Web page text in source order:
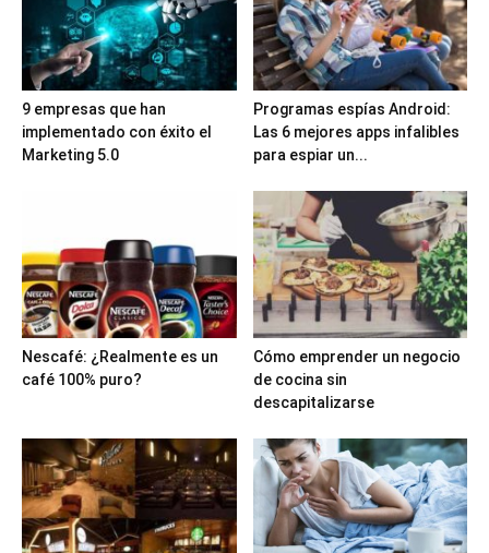
9 empresas que han
implementado con éxito el
Marketing 5.0
Programas espías Android:
Las 6 mejores apps infalibles
para espiar un...
Nescafé: ¿Realmente es un
café 100% puro?
Cómo emprender un negocio
de cocina sin
descapitalizarse